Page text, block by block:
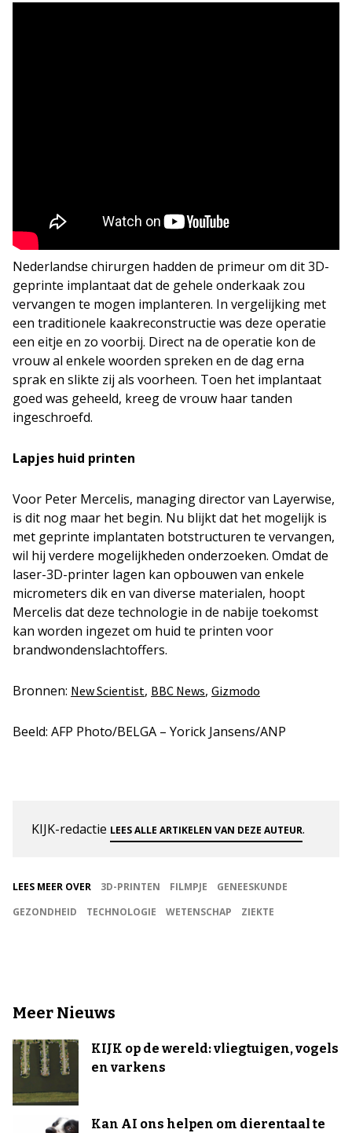
Nederlandse chirurgen hadden de primeur om dit 3D-
geprinte implantaat dat de gehele onderkaak zou
vervangen te mogen implanteren. In vergelijking met
een traditionele kaakreconstructie was deze operatie
een eitje en zo voorbij. Direct na de operatie kon de
vrouw al enkele woorden spreken en de dag erna
sprak en slikte zij als voorheen. Toen het implantaat
goed was geheeld, kreeg de vrouw haar tanden
ingeschroefd.
Lapjes huid printen
Voor Peter Mercelis, managing director van Layerwise,
is dit nog maar het begin. Nu blijkt dat het mogelijk is
met geprinte implantaten botstructuren te vervangen,
wil hij verdere mogelijkheden onderzoeken. Omdat de
laser-3D-printer lagen kan opbouwen van enkele
micrometers dik en van diverse materialen, hoopt
Mercelis dat deze technologie in de nabije toekomst
kan worden ingezet om huid te printen voor
brandwondenslachtoffers.
Bronnen: New Scientist, BBC News, Gizmodo
Beeld: AFP Photo/BELGA – Yorick Jansens/ANP
KIJK-redactie LEES ALLE ARTIKELEN VAN DEZE AUTEUR.
LEES MEER OVER 3D-PRINTEN FILMPJE
GENEESKUNDE
GEZONDHEID
TECHNOLOGIE WETENSCHAP ZIEKTE
Meer Nieuws
KIJK op de wereld: vliegtuigen, vogels
en varkens
Kan AI ons helpen om dierentaal te